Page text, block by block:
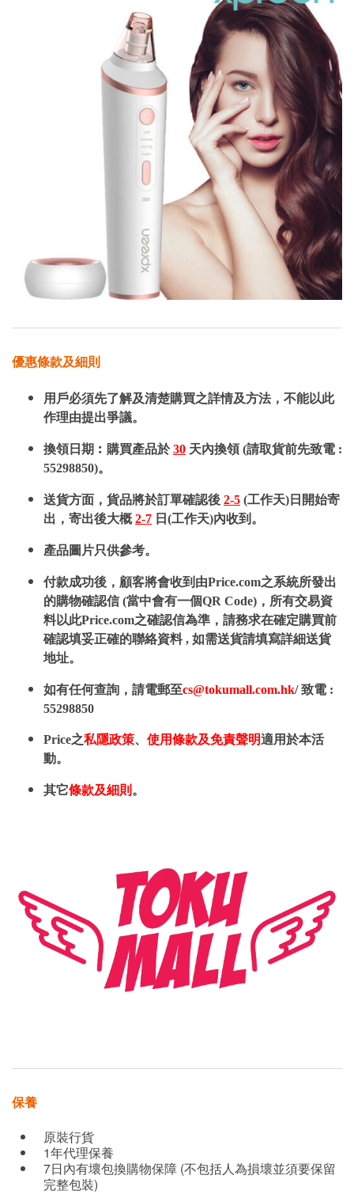
優惠條款及細則
用戶必須先了解及清楚購買之詳情及方法，不能以此
作理由提出爭議。
換領日期︰購買產品於30 天內換領 (請取貨前先致電 :
55298850)。
送貨方面，貨品將於訂單確認後 2-5 (工作天)日開始寄
出，寄出後大概2-7 日(工作天)內收到。
產品圖片只供參考。
付款成功後，顧客將會收到由Price.com之系統所發出
的購物確認信 (當中會有一個QR Code)，所有交易資
料以此Price.com之確認信為準，請務求在確定購買前
確認填妥正確的聯絡資料 , 如需送貨請填寫詳細送貨
地址。
如有任何查詢，請電郵至cs@tokumall.com.hk/ 致電 :
55298850
Price之私隱政策、 使用條款及免責聲明適用於本活
動。
其它條款及細則 。
保養
原裝行貨
1年代理保養
7日內有壞包換購物保障 (不包括人為損壞並須要保留
完整包裝)